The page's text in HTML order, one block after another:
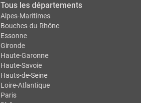
Tous les départements
Alpes-Maritimes
Bouches-du-Rhône
Essonne
Gironde
Haute-Garonne
Haute-Savoie
Hauts-de-Seine
Loire-Atlantique
Paris